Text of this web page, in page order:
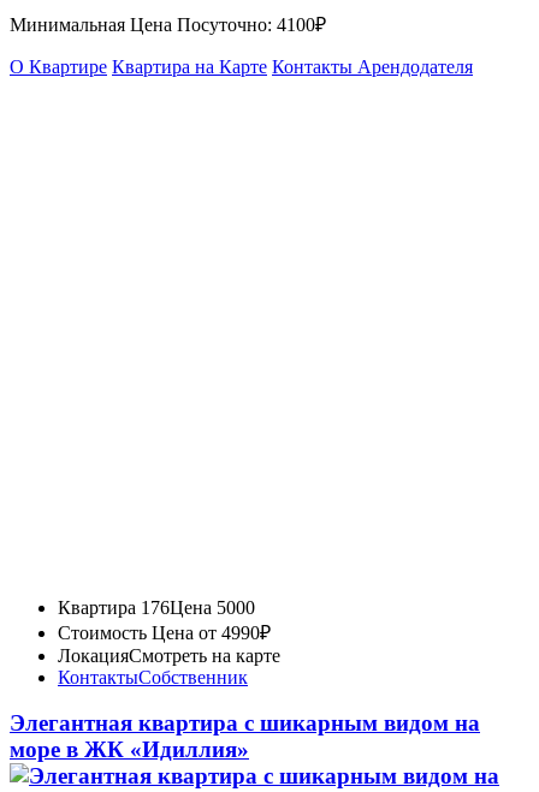
Минимальная Цена Посуточно: 4100₽
О Квартире Квартира на Карте Контакты Арендодателя
Квартира 176Цена 5000
Стоимость Цена от 4990₽
ЛокацияСмотреть на карте
КонтактыСобственник
Элегантная квартира с шикарным видом на
море в ЖК «Идиллия»